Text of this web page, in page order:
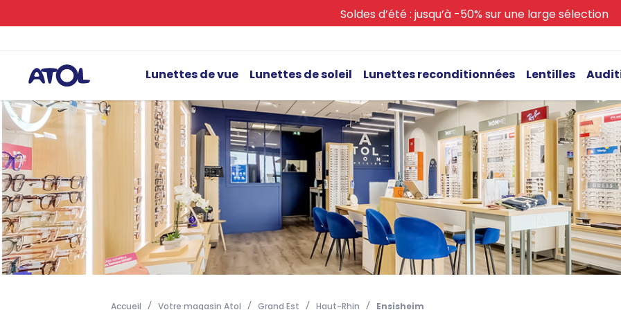
Soldes d’été : jusqu’à -50% sur une large sélection
Lunettes de vue Lunettes de soleil Lunettes reconditionnées Lentilles
Accueil Votre magasin Atol Grand Est Haut-Rhin Ensisheim